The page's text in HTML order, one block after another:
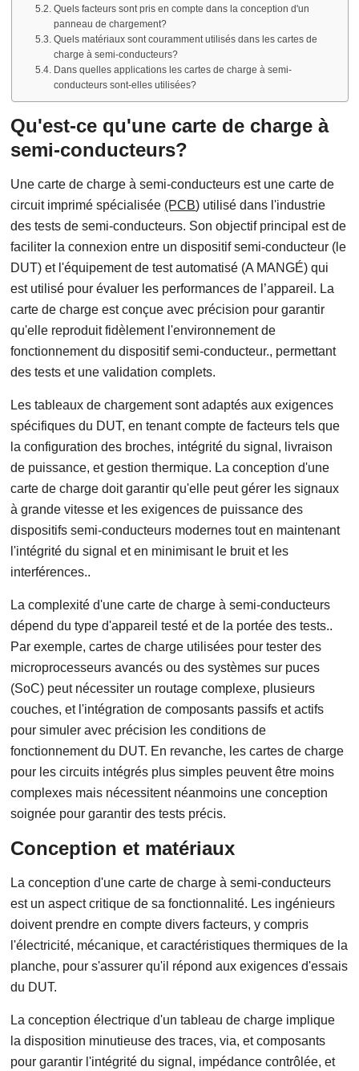
Quels facteurs sont pris en compte dans la conception d'un
panneau de chargement?
Quels matériaux sont couramment utilisés dans les cartes de
charge à semi-conducteurs?
Dans quelles applications les cartes de charge à semi-
conducteurs sont-elles utilisées?
Qu'est-ce qu'une carte de charge à
semi-conducteurs?
Une carte de charge à semi-conducteurs est une carte de
circuit imprimé spécialisée (PCB) utilisé dans l'industrie
des tests de semi-conducteurs. Son objectif principal est de
faciliter la connexion entre un dispositif semi-conducteur (le
DUT) et l'équipement de test automatisé (A MANGÉ) qui
est utilisé pour évaluer les performances de l’appareil. La
carte de charge est conçue avec précision pour garantir
qu'elle reproduit fidèlement l'environnement de
fonctionnement du dispositif semi-conducteur., permettant
des tests et une validation complets.
Les tableaux de chargement sont adaptés aux exigences
spécifiques du DUT, en tenant compte de facteurs tels que
la configuration des broches, intégrité du signal, livraison
de puissance, et gestion thermique. La conception d'une
carte de charge doit garantir qu'elle peut gérer les signaux
à grande vitesse et les exigences de puissance des
dispositifs semi-conducteurs modernes tout en maintenant
l'intégrité du signal et en minimisant le bruit et les
interférences..
La complexité d'une carte de charge à semi-conducteurs
dépend du type d'appareil testé et de la portée des tests..
Par exemple, cartes de charge utilisées pour tester des
microprocesseurs avancés ou des systèmes sur puces
(SoC) peut nécessiter un routage complexe, plusieurs
couches, et l'intégration de composants passifs et actifs
pour simuler avec précision les conditions de
fonctionnement du DUT. En revanche, les cartes de charge
pour les circuits intégrés plus simples peuvent être moins
complexes mais nécessitent néanmoins une conception
soignée pour garantir des tests précis.
Conception et matériaux
La conception d'une carte de charge à semi-conducteurs
est un aspect critique de sa fonctionnalité. Les ingénieurs
doivent prendre en compte divers facteurs, y compris
l'électricité, mécanique, et caractéristiques thermiques de la
planche, pour s'assurer qu'il répond aux exigences d'essais
du DUT.
La conception électrique d'un tableau de charge implique
la disposition minutieuse des traces, via, et composants
pour garantir l'intégrité du signal, impédance contrôlée, et